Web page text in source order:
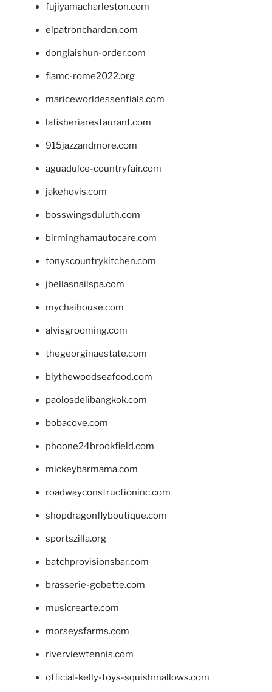
fujiyamacharleston.com
elpatronchardon.com
donglaishun-order.com
fiamc-rome2022.org
mariceworldessentials.com
lafisheriarestaurant.com
915jazzandmore.com
aguadulce-countryfair.com
jakehovis.com
bosswingsduluth.com
birminghamautocare.com
tonyscountrykitchen.com
jbellasnailspa.com
mychaihouse.com
alvisgrooming.com
thegeorginaestate.com
blythewoodseafood.com
paolosdelibangkok.com
bobacove.com
phoone24brookfield.com
mickeybarmama.com
roadwayconstructioninc.com
shopdragonflyboutique.com
sportszilla.org
batchprovisionsbar.com
brasserie-gobette.com
musicrearte.com
morseysfarms.com
riverviewtennis.com
official-kelly-toys-squishmallows.com